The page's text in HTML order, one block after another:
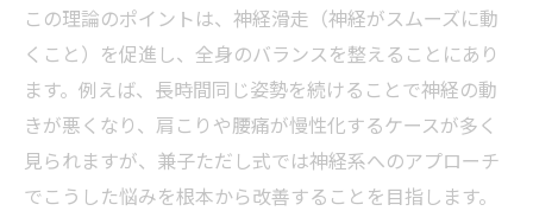
神経系ストレッチ店舗の選び方ガイド
兼子ただし式で疲労回復が期待できる理由
仙台で得られる兼子ただし式ストレッチの効果
兼子ただしストレッチの具体的な効果例
仙台店舗で実感できる効果のポイント
この理論のポイントは、神経滑走（神経がスムーズに動
くこと）を促進し、全身のバランスを整えることにあり
ます。例えば、長時間同じ姿勢を続けることで神経の動
きが悪くなり、肩こりや腰痛が慢性化するケースが多く
見られますが、兼子ただし式では神経系へのアプローチ
でこうした悩みを根本から改善することを目指します。